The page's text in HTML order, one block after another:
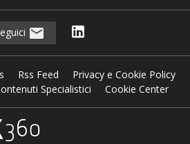
Rss Feed
Privacy e Cookie Policy
Specialistici
Cookie Center